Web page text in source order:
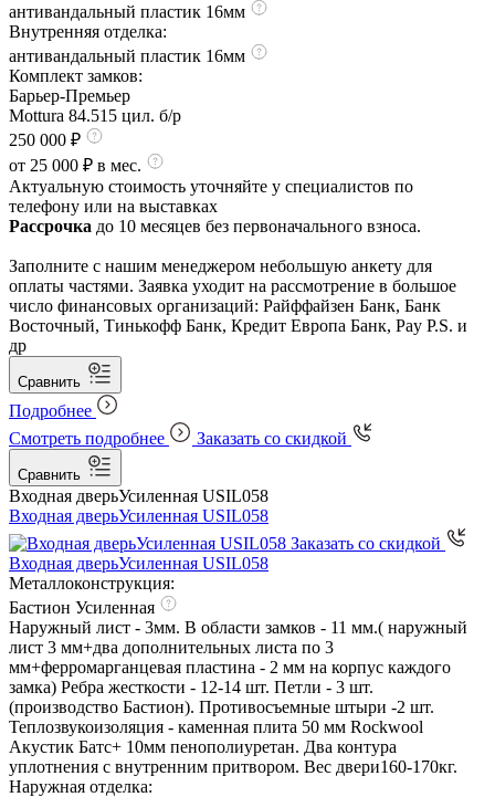
антивандальный пластик 16мм
Внутренняя отделка:
антивандальный пластик 16мм
Комплект замков:
Барьер-Премьер
Mottura 84.515 цил. б/р
250 000 ₽
от 25 000 ₽ в мес.
Актуальную стоимость уточняйте у специалистов по
телефону или на выставках
Рассрочка до 10 месяцев без первоначального взноса.
Заполните с нашим менеджером небольшую анкету для
оплаты частями. Заявка уходит на рассмотрение в большое
число финансовых организаций: Райффайзен Банк, Банк
Восточный, Тинькофф Банк, Кредит Европа Банк, Pay P.S. и
др
Сравнить
Подробнее
Смотреть подробнее
Заказать со скидкой
Сравнить
Входная дверьУсиленная USIL058
Входная дверьУсиленная USIL058
Заказать со скидкой
Входная дверьУсиленная USIL058
Металлоконструкция:
Бастион Усиленная
Наружный лист - 3мм. В области замков - 11 мм.( наружный
лист 3 мм+два дополнительных листа по 3
мм+ферромарганцевая пластина - 2 мм на корпус каждого
замка) Ребра жесткости - 12-14 шт. Петли - 3 шт.
(производство Бастион). Противосъемные штыри -2 шт.
Теплозвукоизоляция - каменная плита 50 мм Rockwool
Акустик Батс+ 10мм пенополиуретан. Два контура
уплотнения с внутренним притвором. Вес двери160-170кг.
Наружная отделка: